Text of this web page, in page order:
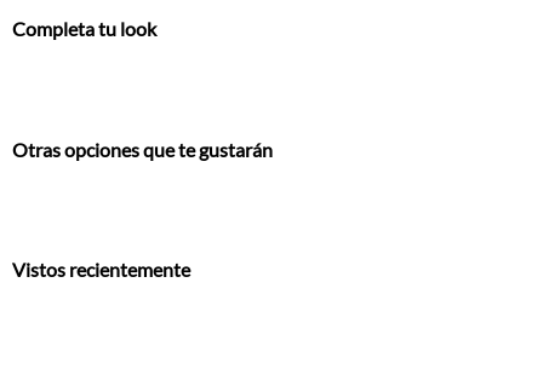
Completa tu look
Otras opciones que te gustarán
Vistos recientemente